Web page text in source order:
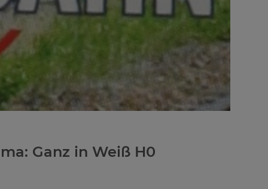
Ganz in Weiß H0